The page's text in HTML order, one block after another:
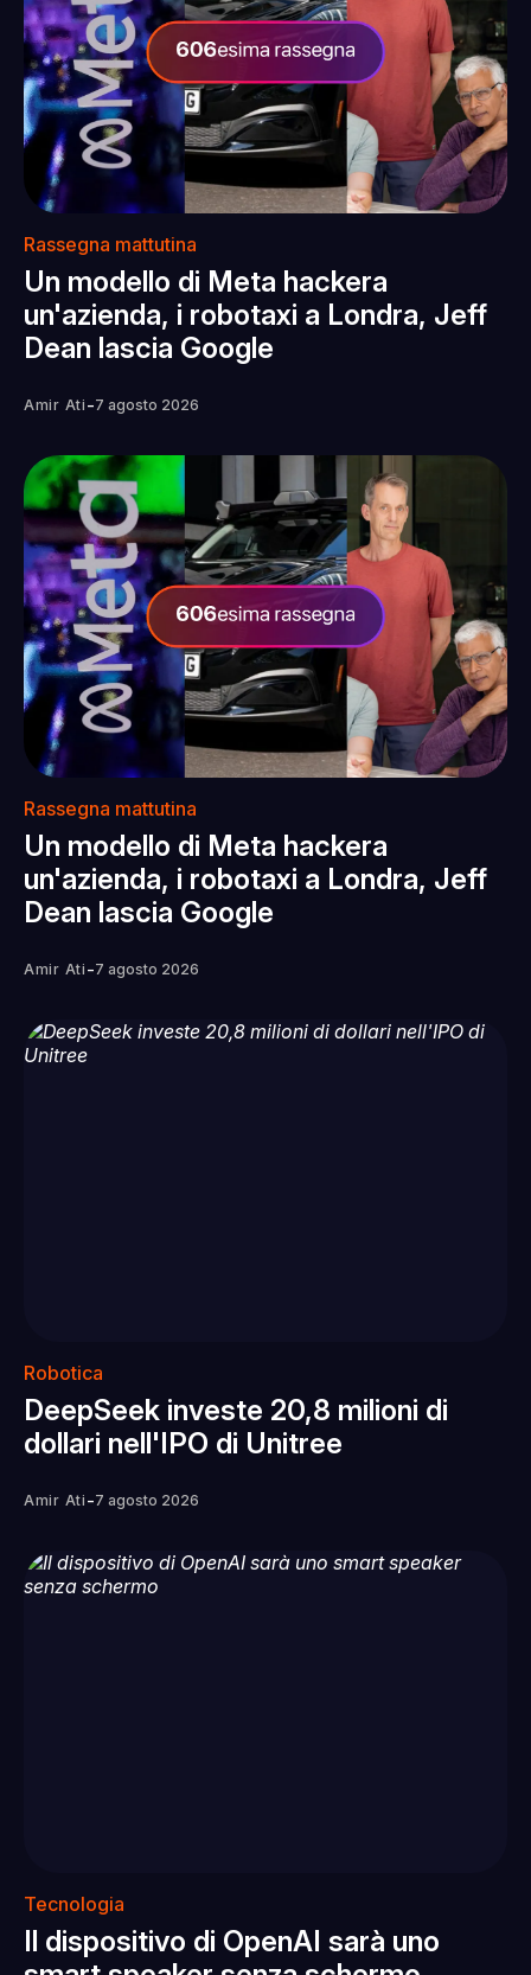
Rassegna mattutina
Un modello di Meta hackera
un'azienda, i robotaxi a Londra, Jeff
Dean lascia Google
Amir Ati -7 agosto 2026
Rassegna mattutina
Un modello di Meta hackera
un'azienda, i robotaxi a Londra, Jeff
Dean lascia Google
Amir Ati -7 agosto 2026
Robotica
DeepSeek investe 20,8 milioni di
dollari nell'IPO di Unitree
Amir Ati -7 agosto 2026
Tecnologia
Il dispositivo di OpenAI sarà uno